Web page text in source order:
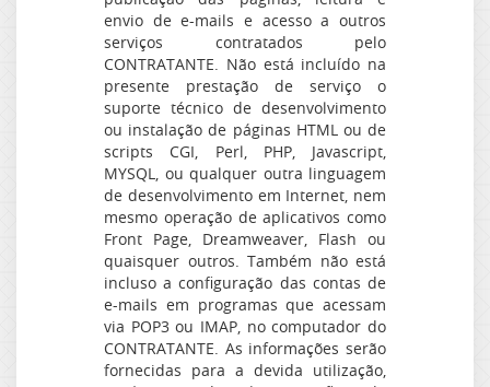
envio de e-mails e acesso a outros
serviços contratados pelo
CONTRATANTE. Não está incluído na
presente prestação de serviço o
suporte técnico de desenvolvimento
ou instalação de páginas HTML ou de
scripts CGI, Perl, PHP, Javascript,
MYSQL, ou qualquer outra linguagem
de desenvolvimento em Internet, nem
mesmo operação de aplicativos como
Front Page, Dreamweaver, Flash ou
quaisquer outros. Também não está
incluso a configuração das contas de
e-mails em programas que acessam
via POP3 ou IMAP, no computador do
CONTRATANTE. As informações serão
fornecidas para a devida utilização,